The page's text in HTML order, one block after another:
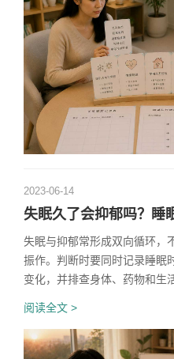
2023-06-14
失眠久了会抑郁吗？睡
失眠与抑郁常形成双向循环，
振作。判断时要同时记录睡眠
变化，并排查身体、药物和生
阅读全文 >